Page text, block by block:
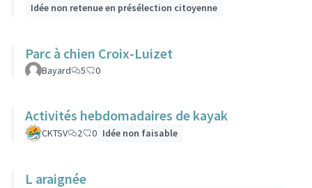
Idée non retenue en présélection citoyenne
Parc à chien Croix-Luizet
Bayard 5 0
Activités hebdomadaires de kayak
CKTSV 2 0 Idée non faisable
L araignée